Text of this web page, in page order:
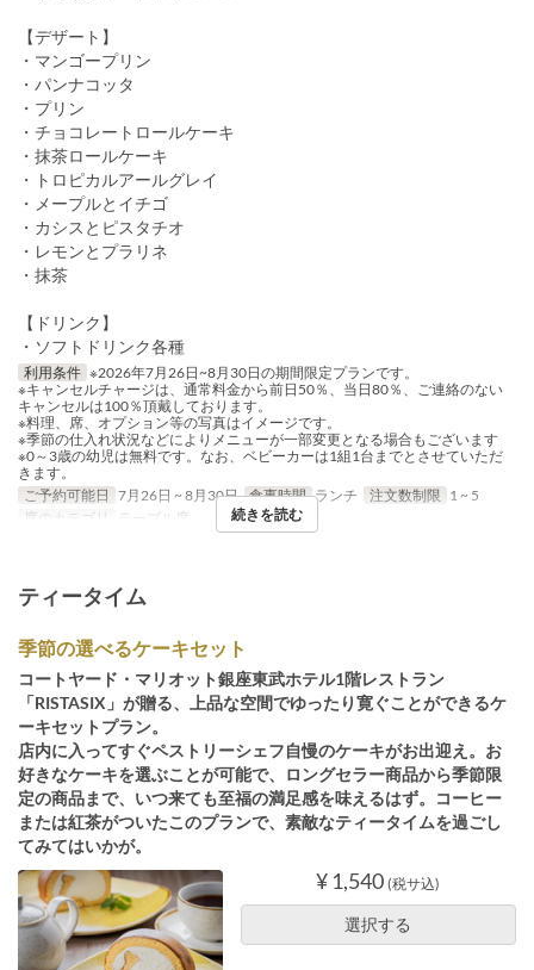
【デザート】
・マンゴープリン
・パンナコッタ
・プリン
・チョコレートロールケーキ
・抹茶ロールケーキ
・トロピカルアールグレイ
・メープルとイチゴ
・カシスとピスタチオ
・レモンとプラリネ
・抹茶
【ドリンク】
・ソフトドリンク各種
利用条件 ※2026年7月26日~8月30日の期間限定プランです。
※キャンセルチャージは、通常料金から前日50％、当日80％、ご連絡のない
キャンセルは100％頂戴しております。
※料理、席、オプション等の写真はイメージです。
※季節の仕入れ状況などによりメニューが一部変更となる場合もございます
※0～3歳の幼児は無料です。なお、ベビーカーは1組1台までとさせていただ
きます。
ご予約可能日 7月26日 ~ 8月30日 食事時間 ランチ 注文数制限 1 ~ 5
席のカテゴリ
テーブル席 続きを読む
ティータイム
季節の選べるケーキセット
コートヤード・マリオット銀座東武ホテル1階レストラン
「RISTASIX」が贈る、上品な空間でゆったり寛ぐことができるケ
ーキセットプラン。
店内に入ってすぐペストリーシェフ自慢のケーキがお出迎え。お
好きなケーキを選ぶことが可能で、ロングセラー商品から季節限
定の商品まで、いつ来ても至福の満足感を味えるはず。コーヒー
または紅茶がついたこのプランで、素敵なティータイムを過ごし
てみてはいかが。
¥ 1,540 (税サ込)
選択する